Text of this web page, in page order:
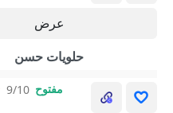
عرض
حلويات حسن
9/10 مفتوح